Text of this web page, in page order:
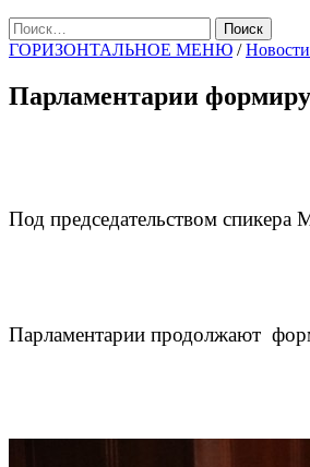
Найти:
ГОРИЗОНТАЛЬНОЕ МЕНЮ /Новости
Парламентарии
Под председательством
Парламентарии продолжают